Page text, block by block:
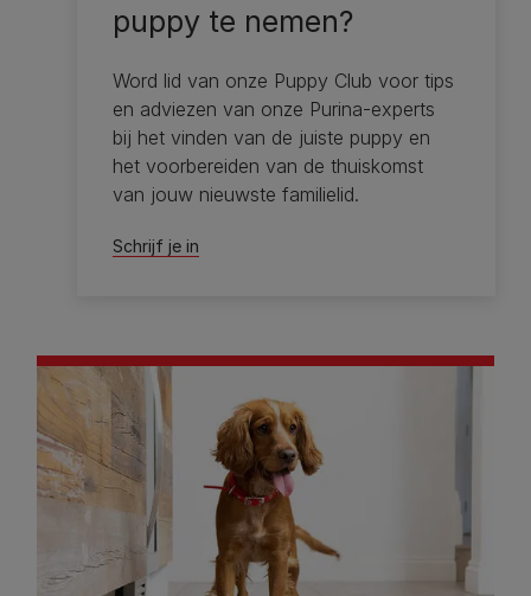
puppy te nemen?
Word lid van onze Puppy Club voor tips
en adviezen van onze Purina-experts
bij het vinden van de juiste puppy en
het voorbereiden van de thuiskomst
van jouw nieuwste familielid.
Schrijf je in